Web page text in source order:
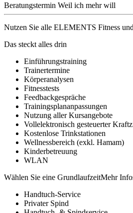
Beratungstermin Weil ich mehr will
Nutzen Sie alle ELEMENTS Fitness
Das steckt alles drin
Einführungstraining
Trainertermine
Körperanalysen
Fitnesstests
Feedbackgespräche
Trainingsplananpassungen
Nutzung aller Kursangebote
Vollelektronisch gesteuerter
Kostenlose Trinkstationen
Wellnessbereich (exkl. Hamam)
Kinderbetreuung
WLAN
Wählen Sie eine GrundlaufzeitMehr
Handtuch-Service
Privater Spind